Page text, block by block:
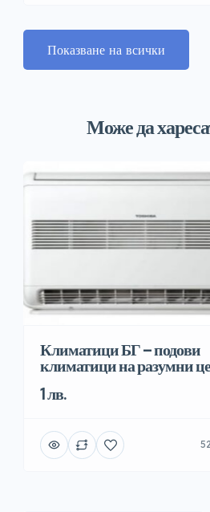
Показване на всички
Може да
Климатици БГ – подови
климатици на разумни
1 лв.